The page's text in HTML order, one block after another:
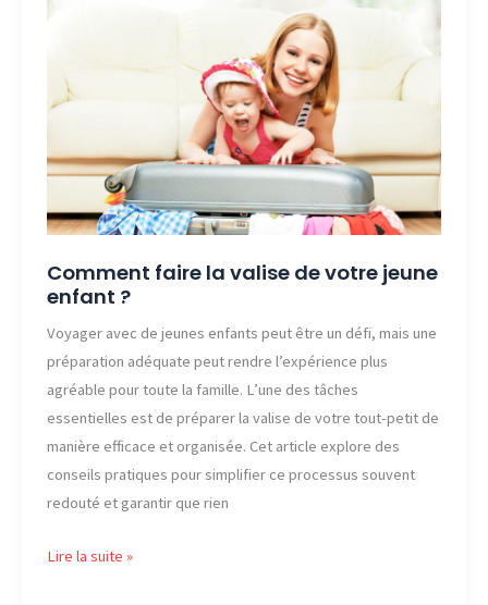
Comment faire la valise de votre jeune
enfant ?
Voyager avec de jeunes enfants peut être un défi, mais une
préparation adéquate peut rendre l’expérience plus
agréable pour toute la famille. L’une des tâches
essentielles est de préparer la valise de votre tout-petit de
manière efficace et organisée. Cet article explore des
conseils pratiques pour simplifier ce processus souvent
redouté et garantir que rien
Comment
Lire la suite »